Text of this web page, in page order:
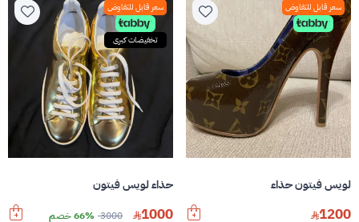
سعر قابل للتفاوض
لويس فيتون حذاء
1200
سعر قابل للتفاوض
تخفيضات كبرى
حذاء لويس فيتون
1000
3000 66% خصم